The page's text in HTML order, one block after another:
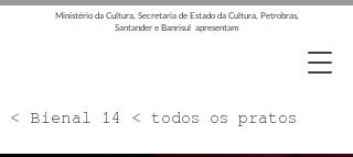
Ministério da Cultura, Secretaria de Estado da Cultura, Petrobras,
Santander e Banrisul apresentam
< Bienal 14 < todos os pratos